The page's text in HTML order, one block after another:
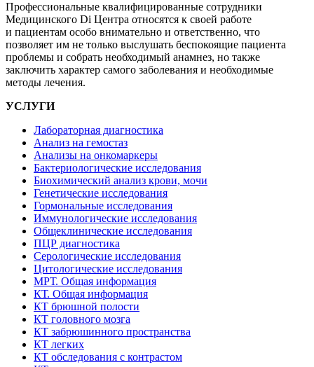
Профессиональные квалифицированные сотрудники
Медицинского Di Центра относятся к своей работе
и пациентам особо внимательно и ответственно, что
позволяет им не только выслушать беспокоящие пациента
проблемы и собрать необходимый анамнез, но также
заключить характер самого заболевания и необходимые
методы лечения.
УСЛУГИ
Лабораторная диагностика
Анализ на гемостаз
Анализы на онкомаркеры
Бактериологические исследования
Биохимический анализ крови, мочи
Генетические исследования
Гормональные исследования
Иммунологические исследования
Общеклинические исследования
ПЦР диагностика
Серологические исследования
Цитологические исследования
МРТ. Общая информация
КТ. Общая информация
КТ брюшной полости
КТ головного мозга
КТ забрюшинного пространства
КТ легких
КТ обследования с контрастом